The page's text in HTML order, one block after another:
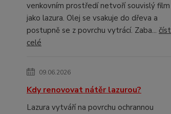
venkovním prostředí netvoří souvislý film
jako lazura. Olej se vsakuje do dřeva a
postupně se z povrchu vytrácí. Zaba... číst
celé
09.06.2026
Kdy renovovat nátěr lazurou?
Lazura vytváří na povrchu ochrannou